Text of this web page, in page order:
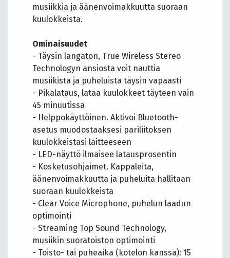
musiikkia ja äänenvoimakkuutta suoraan
kuulokkeista.
Ominaisuudet
- Täysin langaton, True Wireless Stereo
Technologyn ansiosta voit nauttia
musiikista ja puheluista täysin vapaasti
- Pikalataus, lataa kuulokkeet täyteen vain
45 minuutissa
- Helppokäyttöinen. Aktivoi Bluetooth-
asetus muodostaaksesi pariliitoksen
kuulokkeistasi laitteeseen
- LED-näyttö ilmaisee latausprosentin
- Kosketusohjaimet. Kappaleita,
äänenvoimakkuutta ja puheluita hallitaan
suoraan kuulokkeista
- Clear Voice Microphone, puhelun laadun
optimointi
- Streaming Top Sound Technology,
musiikin suoratoiston optimointi
- Toisto- tai puheaika (kotelon kanssa): 15